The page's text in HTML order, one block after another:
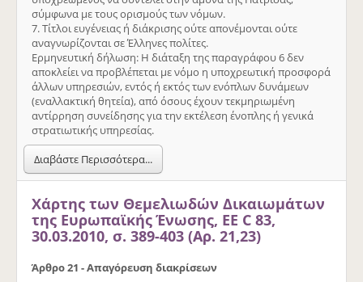
σύμφωνα με τους ορισμούς των νόμων.
7. Τίτλοι ευγένειας ή διάκρισης ούτε απονέμονται ούτε
αναγνωρίζονται σε Έλληνες πολίτες.
Ερμηνευτική δήλωση: Η διάταξη της παραγράφου 6 δεν
αποκλείει να προβλέπεται με νόμο η υποχρεωτική προσφορά
άλλων υπηρεσιών, εντός ή εκτός των ενόπλων δυνάμεων
(εναλλακτική θητεία), από όσους έχουν τεκμηριωμένη
αντίρρηση συνείδησης για την εκτέλεση ένοπλης ή γενικά
στρατιωτικής υπηρεσίας.
Διαβάστε Περισσότερα...
Χάρτης των Θεμελιωδών Δικαιωμάτων
της Ευρωπαϊκής Ένωσης, ΕΕ C 83,
30.03.2010, σ. 389-403 (Αρ. 21,23)
Άρθρο 21 - Απαγόρευση διακρίσεων